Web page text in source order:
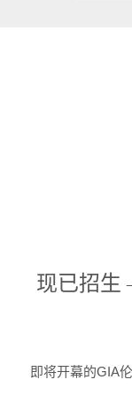
现已招生
即将开幕的GIA